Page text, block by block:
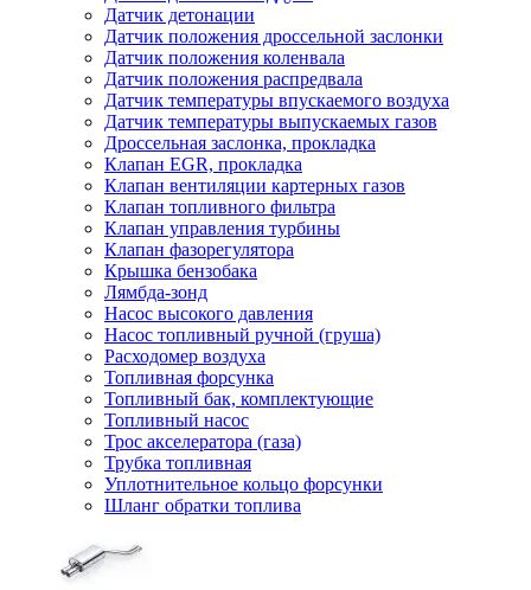
Датчик детонации
Датчик положения дроссельной заслонки
Датчик положения коленвала
Датчик положения распредвала
Датчик температуры впускаемого воздуха
Датчик температуры выпускаемых газов
Дроссельная заслонка, прокладка
Клапан EGR, прокладка
Клапан вентиляции картерных газов
Клапан топливного фильтра
Клапан управления турбины
Клапан фазорегулятора
Крышка бензобака
Лямбда-зонд
Насос высокого давления
Насос топливный ручной (груша)
Расходомер воздуха
Топливная форсунка
Топливный бак, комплектующие
Топливный насос
Трос акселератора (газа)
Трубка топливная
Уплотнительное кольцо форсунки
Шланг обратки топлива